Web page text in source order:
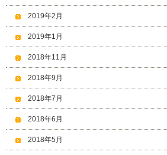
2019年2月
2019年1月
2018年11月
2018年9月
2018年7月
2018年6月
2018年5月